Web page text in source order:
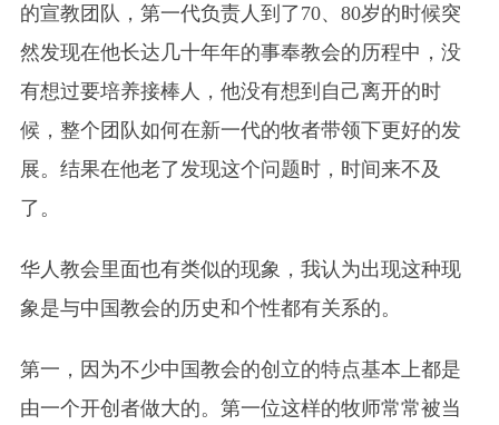
的宣教团队，第一代负责人到了70、80岁的时候突
然发现在他长达几十年年的事奉教会的历程中，没
有想过要培养接棒人，他没有想到自己离开的时
候，整个团队如何在新一代的牧者带领下更好的发
展。结果在他老了发现这个问题时，时间来不及
了。
华人教会里面也有类似的现象，我认为出现这种现
象是与中国教会的历史和个性都有关系的。
第一，因为不少中国教会的创立的特点基本上都是
由一个开创者做大的。第一位这样的牧师常常被当